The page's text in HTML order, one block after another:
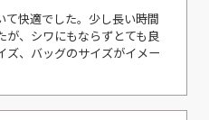
て快適でした。少し長い時間
が、シワにもならずとても良
ズ、バッグのサイズがイメー